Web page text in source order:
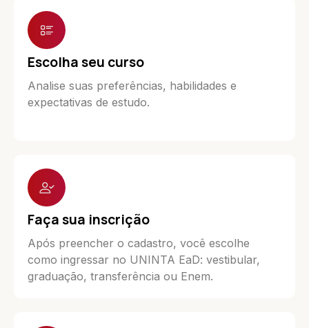
Escolha seu curso
Analise suas preferências, habilidades e
expectativas de estudo.
Faça sua inscrição
Após preencher o cadastro, você escolhe
como ingressar no UNINTA EaD: vestibular,
graduação, transferência ou Enem.